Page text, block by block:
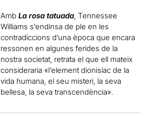
AmbLa rosa tatuada , Tennessee
Williams s’endinsa de ple en les
contradiccions d’una època que encara
ressonen en algunes ferides de la
nostra societat, retrata el que ell mateix
consideraria «l’element dionisíac de la
vida humana, el seu misteri, la seva
bellesa, la seva transcendència».